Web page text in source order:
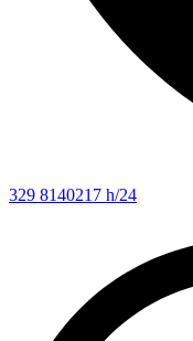
329 8140217 h/24